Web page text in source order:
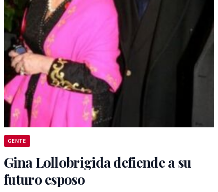
GENTE
Gina Lollobrigida defiende a su
futuro esposo